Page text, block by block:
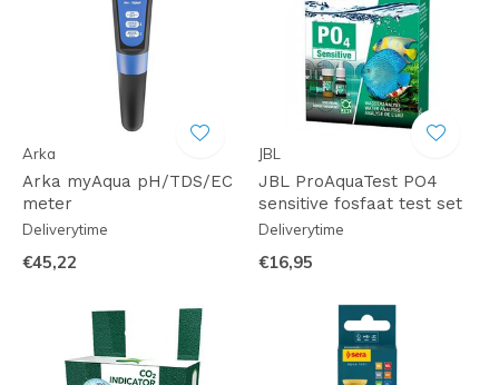
Arka
Arka myAqua pH/TDS/EC
meter
Deliverytime
€45,22
JBL
JBL ProAquaTest PO4
sensitive fosfaat test set
Deliverytime
€16,95